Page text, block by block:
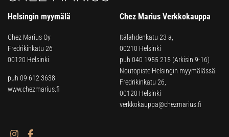
Helsingin myymälä
Chez Marius Oy
Fredrikinkatu 26
00120 Helsinki
puh 09 612 3638
www.chezmarius.fi
Chez Marius Verkkokauppa
Itälahdenkatu 23 a,
00210 Helsinki
puh 040 1955 215 (Arkisin 9-16)
Noutopiste Helsingin myymälässä:
Fredrikinkatu 26,
00120 Helsinki
verkkokauppa@chezmarius.fi